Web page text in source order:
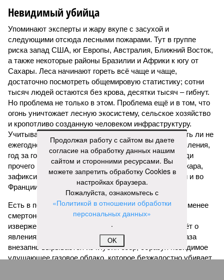
Невидимый убийца
Упоминают эксперты и жару вкупе с засухой и
следующими отсюда лесными пожарами. Тут в группе
риска запад США, юг Европы, Австралия, Ближний Восток,
а также некоторые районы Бразилии и Африки к югу от
Сахары. Леса начинают гореть всё чаще и чаще,
достаточно посмотреть общемировую статистику; сотни
тысяч людей остаются без крова, десятки тысяч – гибнут.
Но проблема не только в этом. Проблема ещё и в том, что
огонь уничтожает лесную экосистему, сельское хозяйство
и кропотливо созданную человеком инфраструктуру.
Учитывая то, что пожары начинают становиться чуть ли не
ежегодной реальностью на фоне глобального потепления,
год за годом их будет всё больше, и здесь уже среди
прочего в большой опасности Европа. Небывалая жара,
зафиксированная в этом и прошлом годах в Италии и во
Франции, тому лучшее подтверждение.
Есть в перечне A-Z Animals и экзотика, впрочем, не менее
смертоносная. Это, в частности, «лимнические
извержения», о которых мало кто слышал. Речь идёт о
явлениях, когда большое количество углекислого газа
внезапно вырывается из глубин озёр, образуя невидимое
удушающее газовое облако, которое безжалостно убивает
Продолжая работу с сайтом вы даете
согласие на обработку данных нашим
сайтом и сторонними ресурсами. Вы
можете запретить обработку Cookies в
настройках браузера.
Пожалуйста, ознакомьтесь с
«Политикой в отношении обработки
персональных данных»
.
OK